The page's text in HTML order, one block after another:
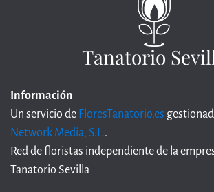
Tanatorio
Información
Un servicio de FloresTanatorio.es
Network Media, S.L..
Red de floristas independiente de la
Tanatorio Sevilla